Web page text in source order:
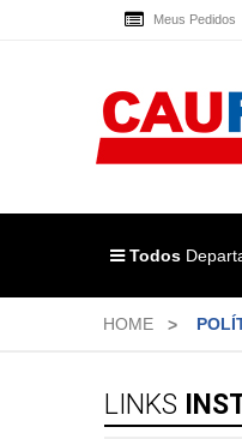
Meus Pedidos
Todos
HOME
LINKS
SEU
E-
MAIL
TODAS
EXCLUSIVAS.